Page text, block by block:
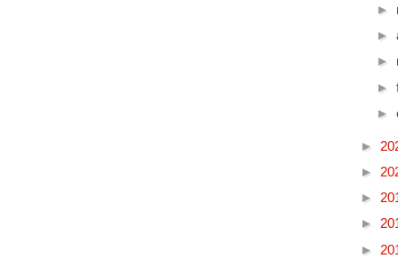
►
►
►
►
►
►
►
►
►
►